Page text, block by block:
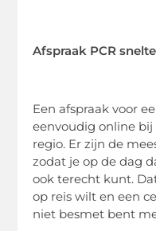
Afspraak PCR
Een afspraak voor
eenvoudig online
regio. Er zijn de
zodat je op de dag
ook terecht kunt.
op reis wilt en een
niet besmet bent